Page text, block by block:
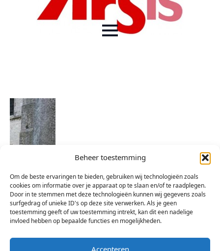
Beheer toestemming
Om de beste ervaringen te bieden, gebruiken wij technologieën zoals
cookies om informatie over je apparaat op te slaan en/of te raadplegen.
Door in te stemmen met deze technologieën kunnen wij gegevens zoals
surfgedrag of unieke ID's op deze site verwerken. Als je geen
toestemming geeft of uw toestemming intrekt, kan dit een nadelige
invloed hebben op bepaalde functies en mogelijkheden.
Accepteren